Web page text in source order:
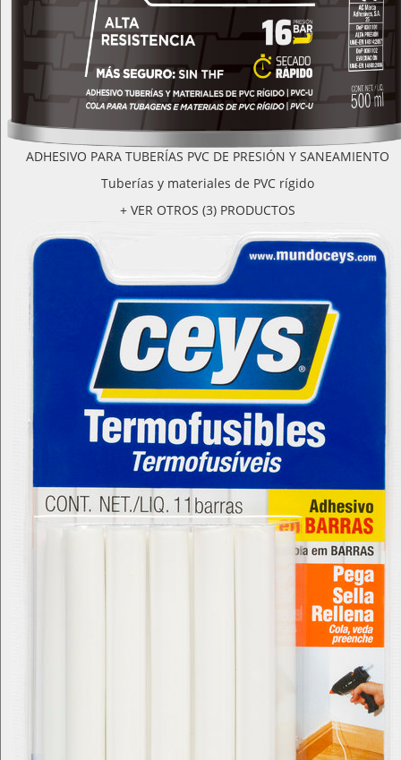
ADHESIVO PARA TUBERÍAS PVC DE PRESIÓN Y SANEAMIENTO
Tuberías y materiales de PVC rígido
+ VER OTROS (3) PRODUCTOS